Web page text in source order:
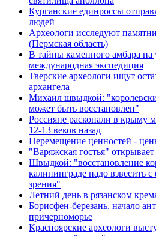
Курганские единроссы
людей
Археологи исследуют
(Пермская область)
В тайны каменного амбара на
международная экспедиция
Тверские археологи ищут
архангела
Михаил швыдкой:
может быть восстановлен"
Россияне раскопали в крыму
12-13 веков назад
Перемещение ценностей -
"Варяжская гостья"
Швыдкой: "восстановление
калининграде надо взвесить
зрения"
Летний день в рязанском
Борисфен-березань. начало
причерноморье
Красноярские археологи